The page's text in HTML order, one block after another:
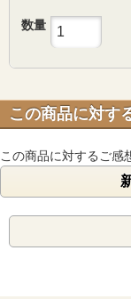
数量
この商品に対す
この商品に対するご感